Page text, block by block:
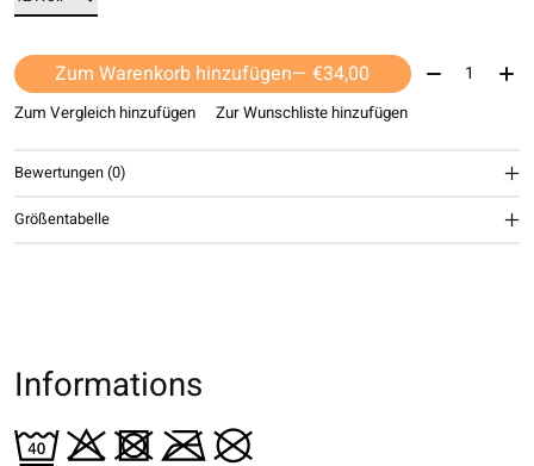
Zum Warenkorb hinzufügen — €34,00 Menge:
Zum Vergleich hinzufügen Zur Wunschliste hinzufügen
Bewertungen (0)
Größentabelle
Informations